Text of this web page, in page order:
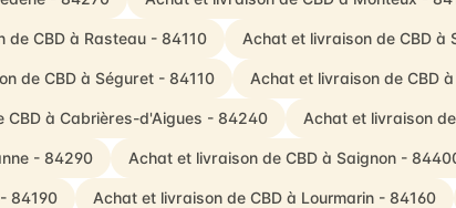
de CBD à Rasteau - 84110 Achat et livraison de CBD
de CBD à Séguret - 84110 Achat et livraison de CBD
CBD à Cabrières-d'Aigues - 84240 Achat et livraison
- 84290 Achat et livraison de CBD à Saignon -
84190 Achat et livraison de CBD à Lourmarin - 84160